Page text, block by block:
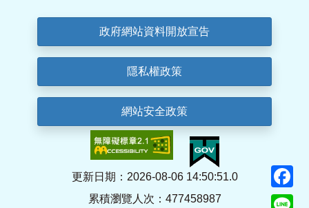
政府網站資料開放宣告
隱私權政策
網站安全政策
更新日期：2026-08-06 14:50:51.0
累積瀏覽人次：477458987